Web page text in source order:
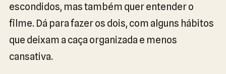
escondidos, mas também quer entender o
filme. Dá para fazer os dois, com alguns hábitos
que deixam a caça organizada e menos
cansativa.